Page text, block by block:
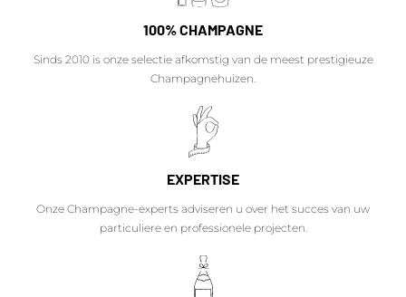
100% CHAMPAGNE
Sinds 2010 is onze selectie afkomstig van de meest prestigieuze
Champagnehuizen.
EXPERTISE
Onze Champagne-experts adviseren u over het succes van uw
particuliere en professionele projecten.